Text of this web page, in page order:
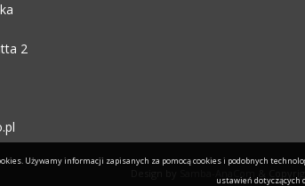
2
Używamy informacji zapisanych za pomocą cookies i podobnych
ustawień dotyczących